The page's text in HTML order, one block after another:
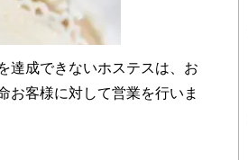
達成できないホステスは、お
お客様に対して営業を行いま